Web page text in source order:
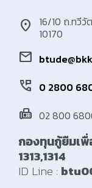
location_on
16/10 ถ.ทวี
10170
mail
perm_phone_msg 0 2800
fax 02 800
กองทุนกู้ยืมเ
1313,1314
ID Line :